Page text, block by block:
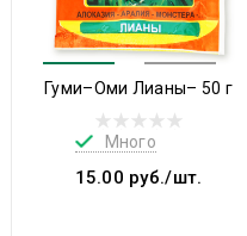
Гуми–Оми Лианы– 50 г
Много
15.00 руб./шт.